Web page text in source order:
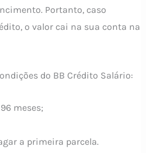
Portanto, caso
o valor cai na sua conta na
do BB Crédito Salário:
meses;
a primeira parcela.